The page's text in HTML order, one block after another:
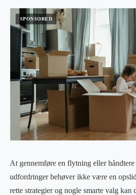
At gennemføre en flytning eller håndtere
udfordringer behøver ikke være en
rette strategier og nogle smarte valg kan